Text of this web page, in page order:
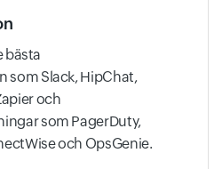
bästa
som Slack, HipChat,
och
som PagerDuty,
och OpsGenie.